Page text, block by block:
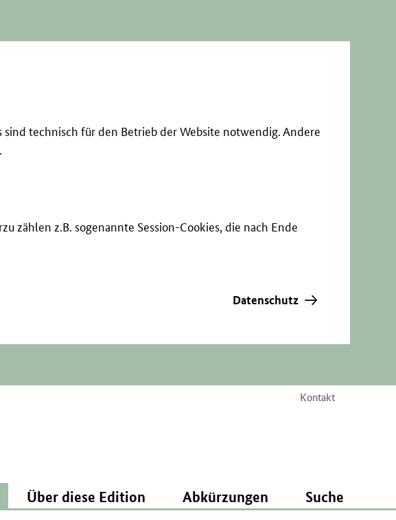
technisch für den Betrieb der Website notwendig. Andere
zählen z.B. sogenannte Session-Cookies, die nach Ende
Datenschutz
Kontakt
Über diese Edition Abkürzungen Suche